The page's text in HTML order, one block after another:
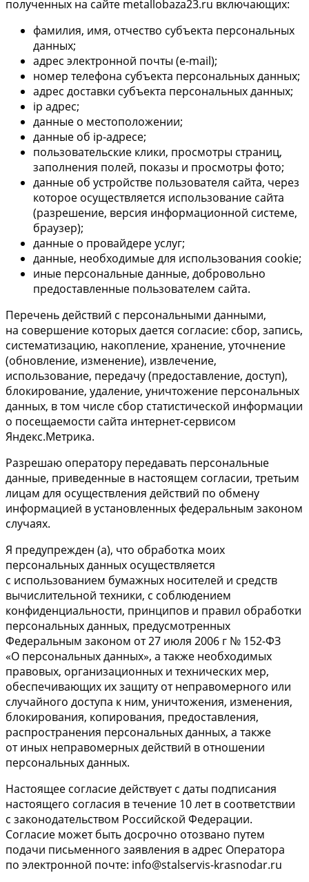
полученных на сайте metallobaza23.ru включающих:
фамилия, имя, отчество субъекта персональных
данных;
адрес электронной почты (e-mail);
номер телефона субъекта персональных данных;
адрес доставки субъекта персональных данных;
ip адрес;
данные о местоположении;
данные об ip-адресе;
пользовательские клики, просмотры страниц,
заполнения полей, показы и просмотры фото;
данные об устройстве пользователя сайта, через
которое осуществляется использование сайта
(разрешение, версия информационной системе,
браузер);
данные о провайдере услуг;
данные, необходимые для использования cookie;
иные персональные данные, добровольно
предоставленные пользователем сайта.
Перечень действий с персональными данными,
на совершение которых дается согласие: сбор, запись,
систематизацию, накопление, хранение, уточнение
(обновление, изменение), извлечение,
использование, передачу (предоставление, доступ),
блокирование, удаление, уничтожение персональных
данных, в том числе сбор статистической информации
о посещаемости сайта интернет-сервисом
Яндекс.Метрика.
Разрешаю оператору передавать персональные
данные, приведенные в настоящем согласии, третьим
лицам для осуществления действий по обмену
информацией в установленных федеральным законом
случаях.
Я предупрежден (а), что обработка моих
персональных данных осуществляется
с использованием бумажных носителей и средств
вычислительной техники, с соблюдением
конфиденциальности, принципов и правил обработки
персональных данных, предусмотренных
Федеральным законом от 27 июля 2006 г № 152-ФЗ
«О персональных данных», а также необходимых
правовых, организационных и технических мер,
обеспечивающих их защиту от неправомерного или
случайного доступа к ним, уничтожения, изменения,
блокирования, копирования, предоставления,
распространения персональных данных, а также
от иных неправомерных действий в отношении
персональных данных.
Настоящее согласие действует с даты подписания
настоящего согласия в течение 10 лет в соответствии
с законодательством Российской Федерации.
Согласие может быть досрочно отозвано путем
подачи письменного заявления в адрес Оператора
по электронной почте: info@stalservis-krasnodar.ru